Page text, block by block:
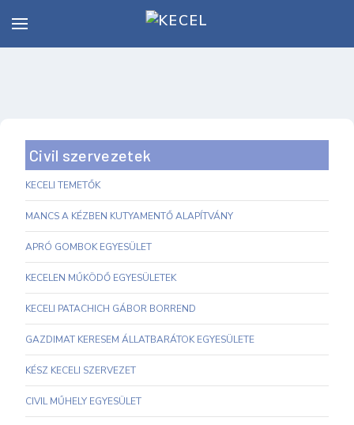
Civil szervezetek
KECELI TEMETŐK
MANCS A KÉZBEN KUTYAMENTŐ ALAPÍTVÁNY
APRÓ GOMBOK EGYESÜLET
KECELEN MŰKÖDŐ EGYESÜLETEK
KECELI PATACHICH GÁBOR BORREND
GAZDIMAT KERESEM ÁLLATBARÁTOK EGYESÜLETE
KÉSZ KECELI SZERVEZET
CIVIL MŰHELY EGYESÜLET